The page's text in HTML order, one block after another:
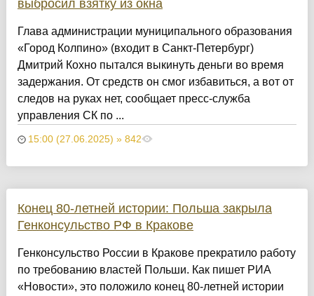
выбросил взятку из окна
Глава администрации муниципального образования
«Город Колпино» (входит в Санкт-Петербург)
Дмитрий Кохно пытался выкинуть деньги во время
задержания. От средств он смог избавиться, а вот от
следов на руках нет, сообщает пресс-служба
управления СК по ...
15:00 (27.06.2025) » 842
Конец 80-летней истории: Польша закрыла
Генконсульство РФ в Кракове
Генконсульство России в Кракове прекратило работу
по требованию властей Польши. Как пишет РИА
«Новости», это положило конец 80-летней истории